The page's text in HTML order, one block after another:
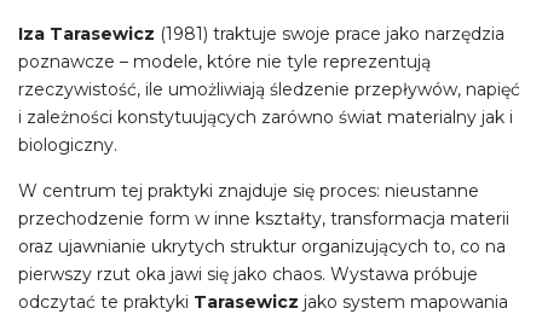
Iza Tarasewicz (1981) traktuje swoje prace jako narzędzia
poznawcze – modele, które nie tyle reprezentują
rzeczywistość, ile umożliwiają śledzenie przepływów, napięć
i zależności konstytuujących zarówno świat materialny jak i
biologiczny.
W centrum tej praktyki znajduje się proces: nieustanne
przechodzenie form w inne kształty, transformacja materii
oraz ujawnianie ukrytych struktur organizujących to, co na
pierwszy rzut oka jawi się jako chaos. Wystawa próbuje
odczytać te praktyki Tarasewicz jako system mapowania